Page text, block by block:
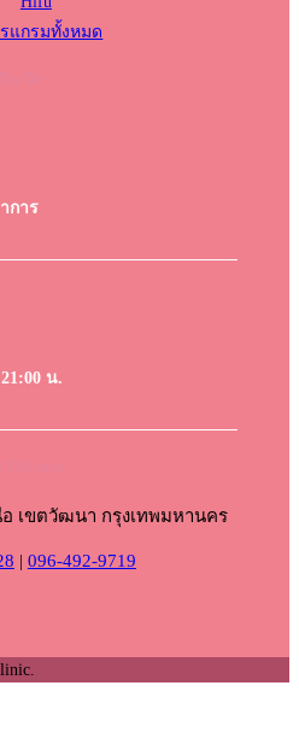
แกรมทั้งหมด
การ
น.
เขตวัฒนา กรุงเทพมหานคร
| 096-492-9719